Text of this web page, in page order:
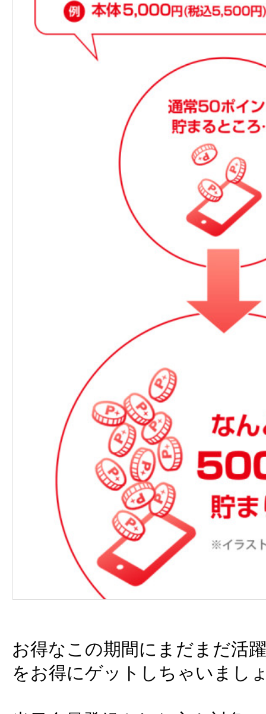
お得なこの期間にまだまだ活
をお得にゲットしちゃいまし